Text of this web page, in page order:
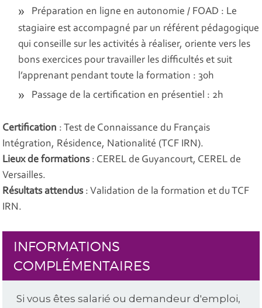
Préparation en ligne en autonomie / FOAD : Le
stagiaire est accompagné par un référent pédagogique
qui conseille sur les activités à réaliser, oriente vers les
bons exercices pour travailler les difficultés et suit
l’apprenant pendant toute la formation : 30h
Passage de la certification en présentiel : 2h
Certification : Test de Connaissance du Français
Intégration, Résidence, Nationalité (TCF IRN).
Lieux de formations: CEREL de Guyancourt, CEREL de
Versailles.
Résultats attendus: Validation de la formation et du TCF
IRN.
INFORMATIONS
COMPLÉMENTAIRES
Si vous êtes salarié ou demandeur d'emploi,